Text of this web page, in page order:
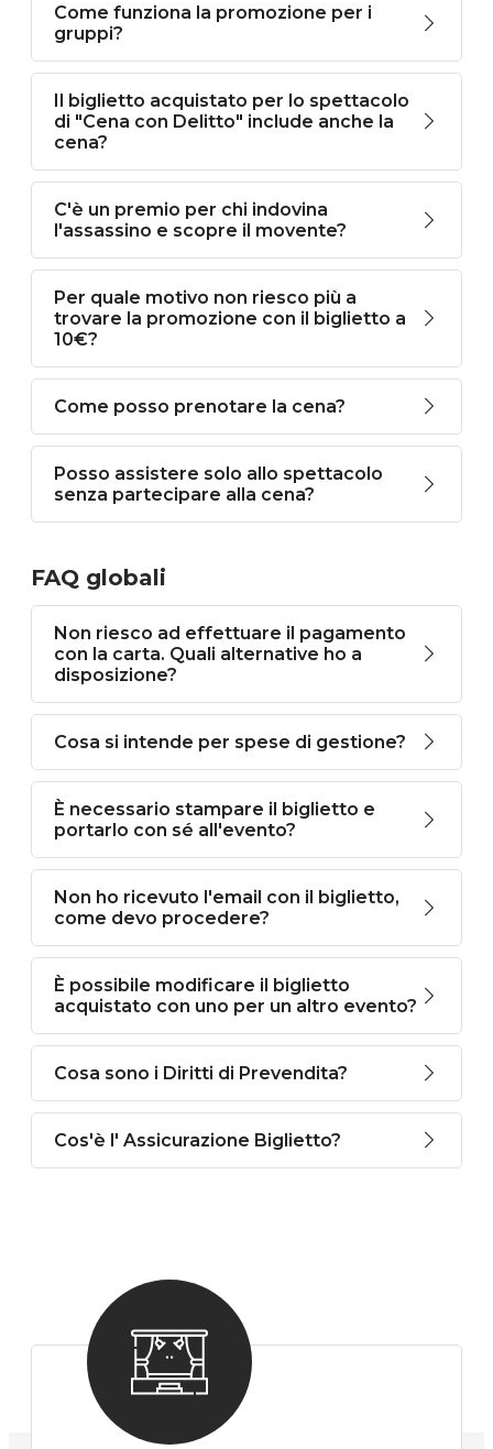
Come funziona la promozione per i
gruppi?
Il biglietto acquistato per lo spettacolo
di "Cena con Delitto" include anche la
cena?
C'è un premio per chi indovina
l'assassino e scopre il movente?
Per quale motivo non riesco più a
trovare la promozione con il biglietto a
10€?
Come posso prenotare la cena?
Posso assistere solo allo spettacolo
senza partecipare alla cena?
FAQ globali
Non riesco ad effettuare il pagamento
con la carta. Quali alternative ho a
disposizione?
Cosa si intende per spese di gestione?
È necessario stampare il biglietto e
portarlo con sé all'evento?
Non ho ricevuto l'email con il biglietto,
come devo procedere?
È possibile modificare il biglietto
acquistato con uno per un altro evento?
Cosa sono i Diritti di Prevendita?
Cos'è l' Assicurazione Biglietto?